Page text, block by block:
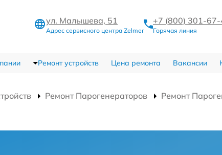
ул. Малышева, 51
Адрес сервисного центра Zelmer
+7 (800) 301-
Горячая линия
Ремонт устройств Цена ремонта Вакансии
Ремонт Парогенераторов
Ремонт